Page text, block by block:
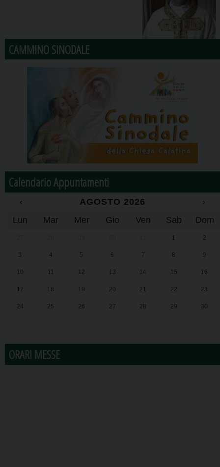
CAMMINO SINODALE
Calendario Appuntamenti
‹ AGOSTO 2026
›
Lun
Mar Mer Gio Ven Sab Dom
1 2
3 4 5 6 7 8 9
10 11 12 13 14 15 16
17 18 19 20 21 22 23
24 25 26 27 28 29 30
ORARI MESSE